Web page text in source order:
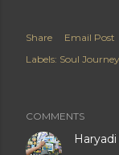
Share
Email Post
Labels: Soul Journey
COMMENTS